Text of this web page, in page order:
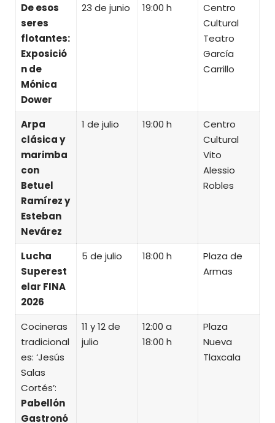
De esos
seres
flotantes:
Exposició
n de
Mónica
Dower
23 de junio 19:00 h
Centro
Cultural
Teatro
García
Carrillo
Arpa
clásica y
marimba
con
Betuel
Ramírez y
Esteban
Nevárez
1 de julio 19:00 h
Centro
Cultural
Vito
Alessio
Robles
Lucha
Superest
elar FINA
2026
5 de julio 18:00 h
Plaza de
Armas
Cocineras
tradicional
es: ‘Jesús
Salas
Cortés’:
Pabellón
Gastronó
11 y 12 de
julio
12:00 a
18:00 h
Plaza
Nueva
Tlaxcala